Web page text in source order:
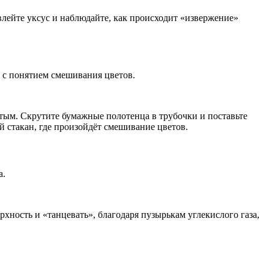
уксус и наблюдайте, как происходит «извержение»
понятием смешивания цветов.
Скрутите бумажные полотенца в трубочки и поставьте
стакан, где произойдёт смешивание цветов.
и «танцевать», благодаря пузырькам углекислого газа,